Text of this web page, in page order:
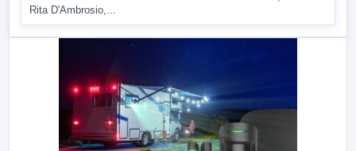
Rita D'Ambrosio,...